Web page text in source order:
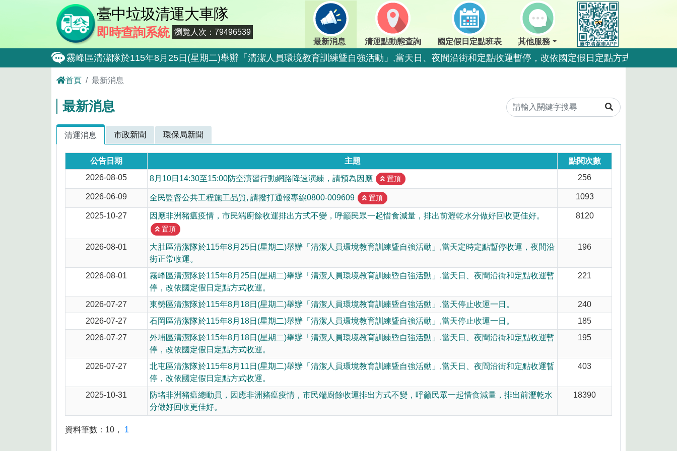
臺中垃圾清運大車隊
即時查詢系統 瀏覽人次：79496539
最新消息
清運點動態查詢 國定假日定點班表 其他服務
霧峰區清潔隊於115年8月25日(星期二)舉辦「清潔人員環境教育訓練曁自強活動」,當天日、夜間沿街和定點收運暫停，改依國定假日定點方式收運。
大肚區清潔隊於115年8月25日(星期二)舉辦「清潔人員環境教育訓練曁自強活動」,當天定時定點暫停收運，夜間沿街正常收運。
北屯區清潔隊於115年8月11日(星期二)舉辦「清潔人員環境教育訓練曁自強活動」,當天日、夜間沿街和定點收運暫停，改依國定假日定點方式收運。
外埔區清潔隊於115年8月18日(星期二)舉辦「清潔人員環境教育訓練曁自強活動」,當天日、夜間沿街和定點收運暫停，改依國定假日定點方式收運。
石岡區清潔隊於115年8月18日(星期二)舉辦「清潔人員環境教育訓練曁自強活動」,當天停止收運一日。
東勢區清潔隊於115年8月18日(星期二)舉辦「清潔人員環境教育訓練曁自強活動」,當天停止收運一日。
全民監督公共工程施工品質, 請撥打通報專線0800-009609
防堵非洲豬瘟總動員，因應非洲豬瘟疫情，市民端廚餘收運排出方式不變，呼籲民眾一起惜食減量，排出前瀝乾水分做好回收更佳好。
因應非洲豬瘟疫情，市民端廚餘收運排出方式不變，呼籲民眾一起惜食減量，排出前瀝乾水分做好回收更佳好。
8月10日14:30至15:00防空演習行動網路降速演練，請預為因應
首頁 最新消息
最新消息
清運消息 市政新聞 環保局新聞
公告日期 主題
點閱次數
2026-08-05
8月10日14:30至15:00防空演習行動網路降速演練，請預為因應 置頂 256
2026-06-09 全民監督公共工程施工品質, 請撥打通報專線0800-009609 置頂 1093
2025-10-27 因應非洲豬瘟疫情，市民端廚餘收運排出方式不變，呼籲民眾一起惜食減量，排出前瀝乾水分做好回收更佳好。
置頂
8120
2026-08-01
大肚區清潔隊於115年8月25日(星期二)舉辦「清潔人員環境教育訓練曁自強活動」,當天定時定點暫停收運，夜間沿
街正常收運。
196
2026-08-01
霧峰區清潔隊於115年8月25日(星期二)舉辦「清潔人員環境教育訓練曁自強活動」,當天日、夜間沿街和定點收運暫
停，改依國定假日定點方式收運。
221
2026-07-27 東勢區清潔隊於115年8月18日(星期二)舉辦「清潔人員環境教育訓練曁自強活動」,當天停止收運一日。
240
2026-07-27
石岡區清潔隊於115年8月18日(星期二)舉辦「清潔人員環境教育訓練曁自強活動」,當天停止收運一日。
185
2026-07-27
外埔區清潔隊於115年8月18日(星期二)舉辦「清潔人員環境教育訓練曁自強活動」,當天日、夜間沿街和定點收運暫
停，改依國定假日定點方式收運。
195
2026-07-27
北屯區清潔隊於115年8月11日(星期二)舉辦「清潔人員環境教育訓練曁自強活動」,當天日、夜間沿街和定點收運暫
停，改依國定假日定點方式收運。
403
2025-10-31
防堵非洲豬瘟總動員，因應非洲豬瘟疫情，市民端廚餘收運排出方式不變，呼籲民眾一起惜食減量，排出前瀝乾水
分做好回收更佳好。
18390
資料筆數： 10 ， 1